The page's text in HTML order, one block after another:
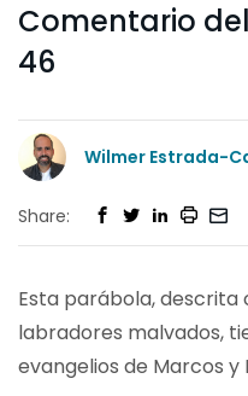
Comentario
46
Wilmer Estrada-
Share:
Esta parábola,
labradores malvados,
evangelios de Marcos y